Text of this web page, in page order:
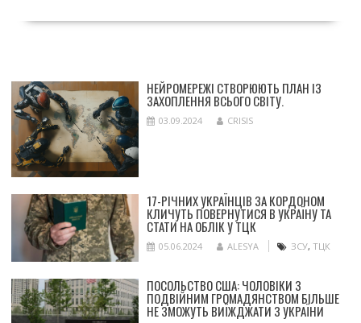
НЕЙРОМЕРЕЖІ СТВОРЮЮТЬ ПЛАН ІЗ
ЗАХОПЛЕННЯ ВСЬОГО СВІТУ.
03.09.2024 CRISIS
17-РІЧНИХ УКРАЇНЦІВ ЗА КОРДОНОМ
КЛИЧУТЬ ПОВЕРНУТИСЯ В УКРАЇНУ ТА
СТАТИ НА ОБЛІК У ТЦК
05.06.2024 ALESYA ЗСУ, ТЦК
ПОСОЛЬСТВО США: ЧОЛОВІКИ З
ПОДВІЙНИМ ГРОМАДЯНСТВОМ БІЛЬШЕ
НЕ ЗМОЖУТЬ ВИЇЖДЖАТИ З УКРАЇНИ